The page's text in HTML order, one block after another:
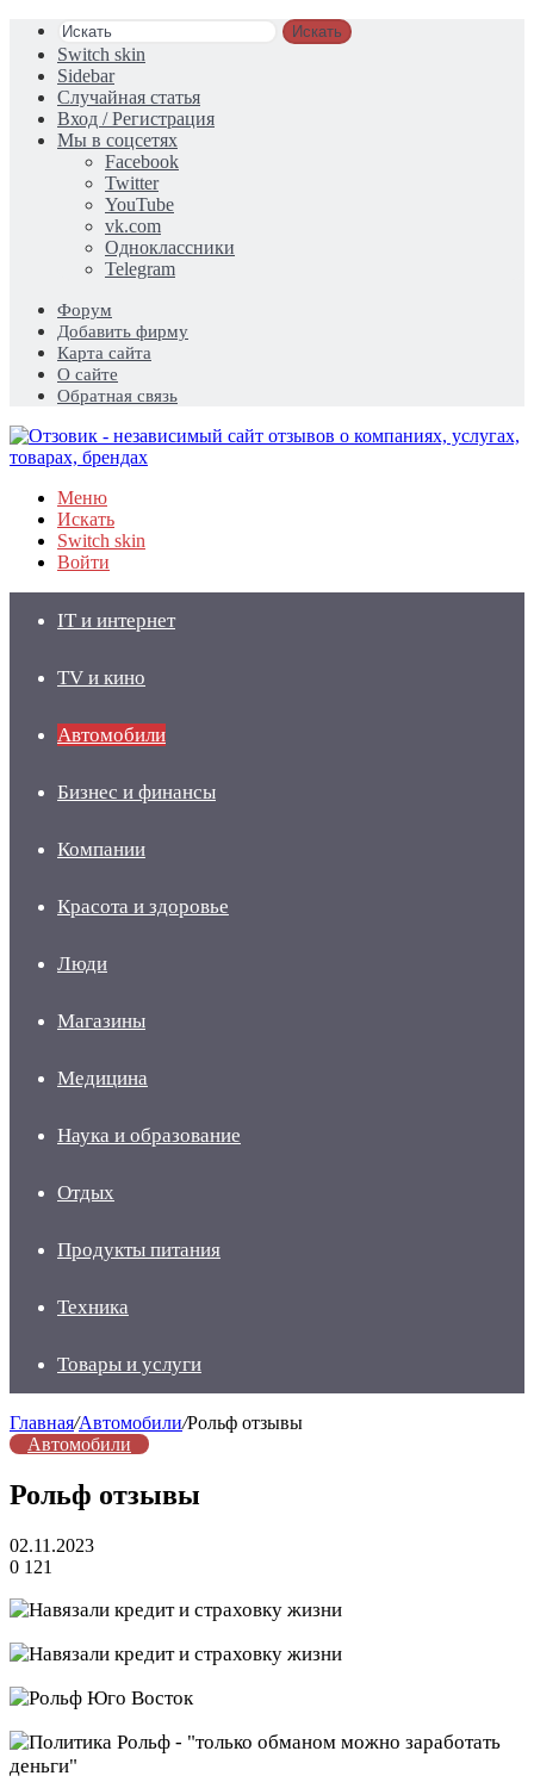
Искать
Switch skin
Sidebar
Случайная статья
Вход / Регистрация
Мы в соцсетях
Facebook
Twitter
YouTube
vk.com
Одноклассники
Telegram
Форум
Добавить фирму
Карта сайта
О сайте
Обратная связь
Меню
Искать
Switch skin
Войти
IT и интернет
TV и кино
Автомобили
Бизнес и финансы
Компании
Красота и здоровье
Люди
Магазины
Медицина
Наука и образование
Отдых
Продукты питания
Техника
Товары и услуги
Главная/Автомобили/Рольф отзывы
Автомобили
Рольф отзывы
02.11.2023
0 121